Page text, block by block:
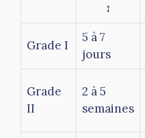
↕
Grade I
5 à 7
jours
Grade
II
2 à 5
semaines